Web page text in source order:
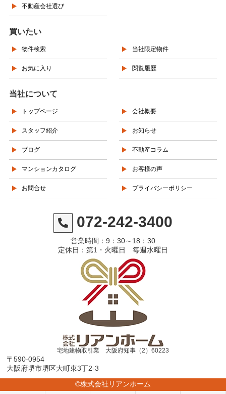
不動産会社選び
買いたい
物件検索 当社限定物件
お気に入り 閲覧履歴
当社について
トップページ 会社概要
スタッフ紹介 お知らせ
ブログ 不動産コラム
マンションカタログ お客様の声
お問合せ プライバシーポリシー
072-242-3400
営業時間：9：30～18：30
定休日：第1・火曜日 毎週水曜日
宅地建物取引業 大阪府知事（2）60223
〒590-0954
大阪府堺市堺区大町東3丁2-3
©株式会社リアンホーム